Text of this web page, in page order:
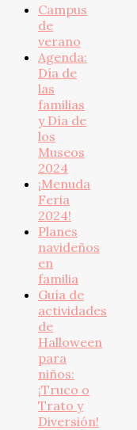
Campus
de
verano
Agenda:
Día de
las
familias
y Día de
los
Museos
2024
¡Menuda
Feria
2024!
Planes
navideños
en
familia
Guía de
actividades
de
Halloween
para
niños:
¡Truco o
Trato y
Diversión!